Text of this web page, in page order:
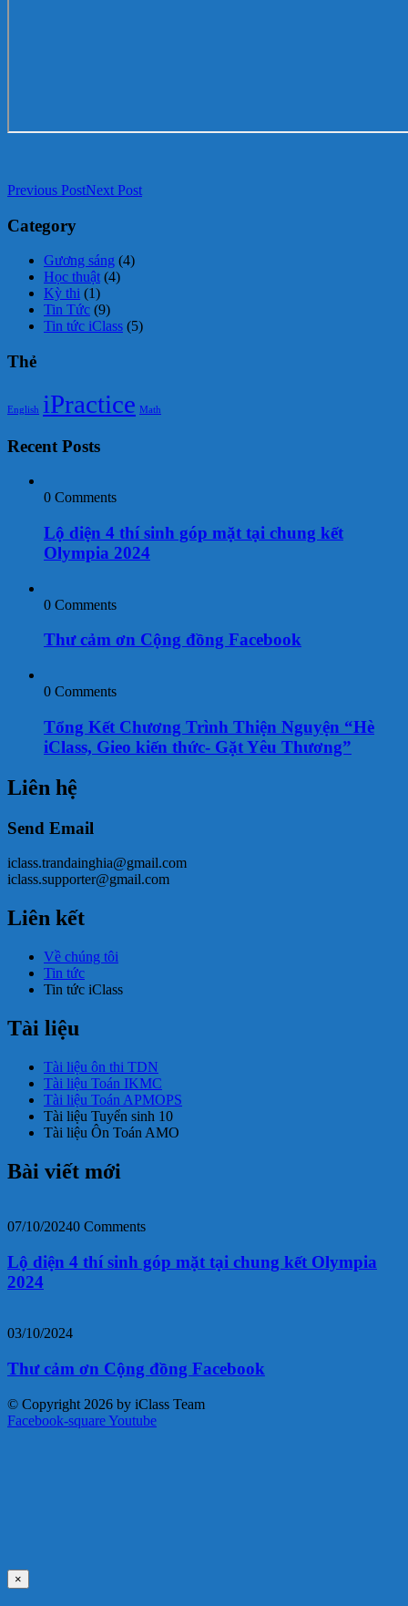
Previous PostNext Post
Category
Gương sáng (4)
Học thuật (4)
Kỳ thi (1)
Tin Tức (9)
Tin tức iClass (5)
Thẻ
English iPractice Math
Recent Posts
0 Comments
Lộ diện 4 thí sinh góp mặt tại chung kết
Olympia 2024
0 Comments
Thư cảm ơn Cộng đồng Facebook
0 Comments
Tổng Kết Chương Trình Thiện Nguyện “Hè
iClass, Gieo kiến thức- Gặt Yêu Thương”
Liên hệ
Send Email
iclass.trandainghia@gmail.com
iclass.supporter@gmail.com
Liên kết
Về chúng tôi
Tin tức
Tin tức iClass
Tài liệu
Tài liệu ôn thi TDN
Tài liệu Toán IKMC
Tài liệu Toán APMOPS
Tài liệu Tuyển sinh 10
Tài liệu Ôn Toán AMO
Bài viết mới
07/10/20240 Comments
Lộ diện 4 thí sinh góp mặt tại chung kết Olympia
2024
03/10/2024
Thư cảm ơn Cộng đồng Facebook
© Copyright 2026 by iClass Team
Facebook-squareYoutube
×